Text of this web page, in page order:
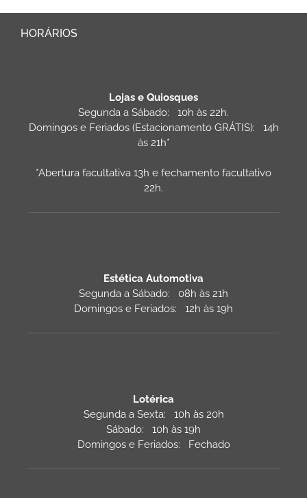
HORÁRIOS
Lojas e Quiosques
Segunda a Sábado: 10h às 22h.
Domingos e Feriados (Estacionamento GRÁTIS): 14h
às 21h*
*Abertura facultativa 13h e fechamento facultativo
22h.
Estética Automotiva
Segunda a Sábado: 08h às 21h
Domingos e Feriados: 12h às 19h
Lotérica
Segunda a Sexta: 10h às 20h
Sábado: 10h às 19h
Domingos e Feriados: Fechado